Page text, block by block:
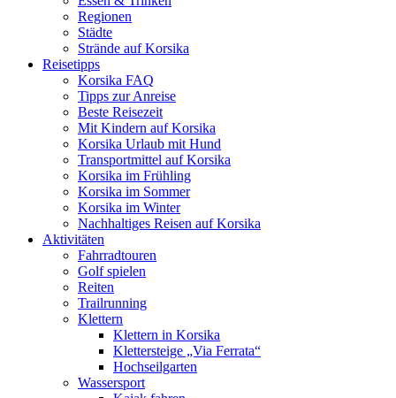
Regionen
Städte
Strände auf Korsika
Reisetipps
Korsika FAQ
Tipps zur Anreise
Beste Reisezeit
Mit Kindern auf Korsika
Korsika Urlaub mit Hund
Transportmittel auf Korsika
Korsika im Frühling
Korsika im Sommer
Korsika im Winter
Nachhaltiges Reisen auf Korsika
Aktivitäten
Fahrradtouren
Golf spielen
Reiten
Trailrunning
Klettern
Klettern in Korsika
Klettersteige „Via Ferrata“
Hochseilgarten
Wassersport